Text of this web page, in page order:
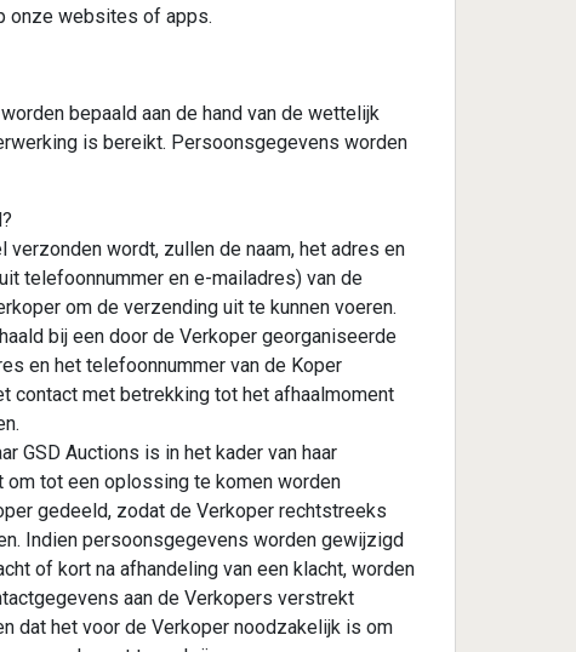
onze websites of apps.
bepaald aan de hand van de wettelijk
is bereikt. Persoonsgegevens worden
verzonden wordt, zullen de naam, het adres en
telefoonnummer en e-mailadres) van de
om de verzending uit te kunnen voeren.
bij een door de Verkoper georganiseerde
en het telefoonnummer van de Koper
contact met betrekking tot het afhaalmoment
GSD Auctions is in het kader van haar
tot een oplossing te komen worden
gedeeld, zodat de Verkoper rechtstreeks
Indien persoonsgegevens worden gewijzigd
of kort na afhandeling van een klacht, worden
aan de Verkopers verstrekt
dat het voor de Verkoper noodzakelijk is om